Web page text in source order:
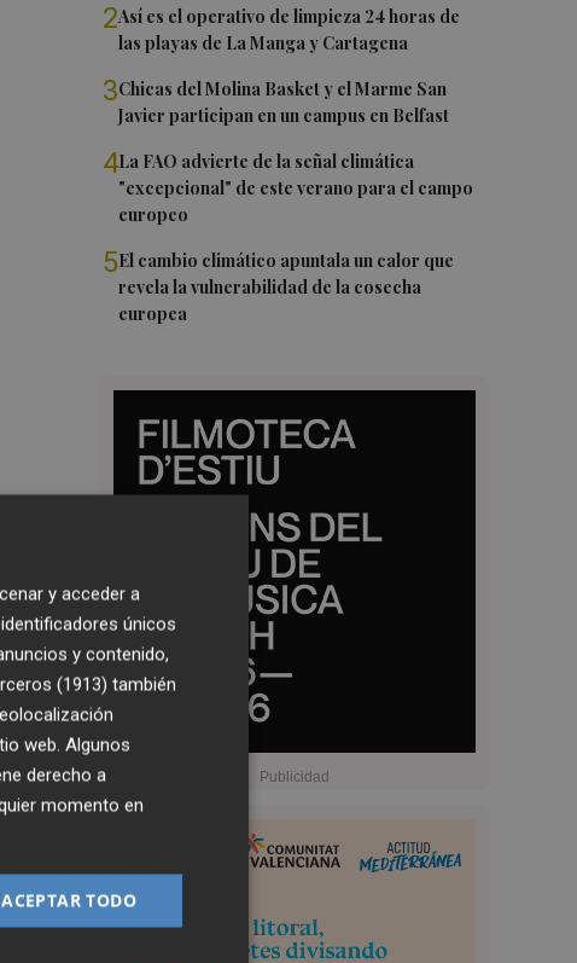
2Así es el operativo de limpieza 24 horas de
las playas de La Manga y Cartagena
3Chicas del Molina Basket y el Marme San
Javier participan en un campus en Belfast
4La FAO advierte de la señal climática
"excepcional" de este verano para el campo
europeo
5El cambio climático apuntala un calor que
revela la vulnerabilidad de la cosecha
europea
y acceder a
únicos
y contenido,
(1913) también
web. Algunos
derecho a
momento en
ACEPTAR TODO